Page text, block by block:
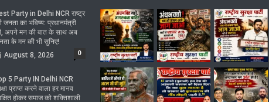
Party in Delhi NCR राष्ट्र
जनता का भविष्य: प्रधानमंत्री
अपने मन की बात के साथ अब
के मन की भी सुनिए!
August 8, 2026 0
5 Party IN Delhi NCR
प्राप्त करने वाला हर मानव
होकर समाज को शक्तिशाली